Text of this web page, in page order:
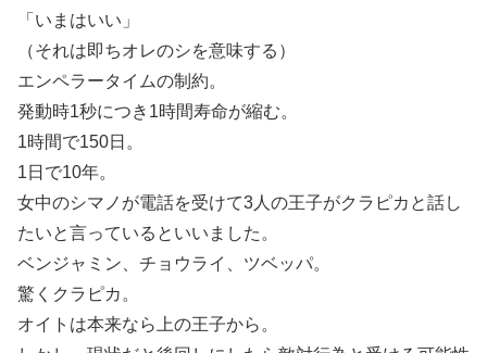
「いまはいい」
（それは即ちオレのシを意味する）
エンペラータイムの制約。
発動時1秒につき1時間寿命が縮む。
1時間で150日。
1日で10年。
女中のシマノが電話を受けて3人の王子がクラピカと話し
たいと言っているといいました。
ベンジャミン、チョウライ、ツベッパ。
驚くクラピカ。
オイトは本来なら上の王子から。